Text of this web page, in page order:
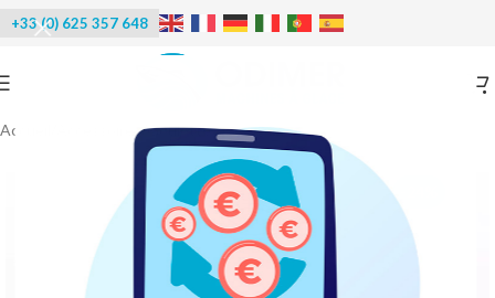
+33 (0) 625 357 648
Accueil Accessoires/Goulottes